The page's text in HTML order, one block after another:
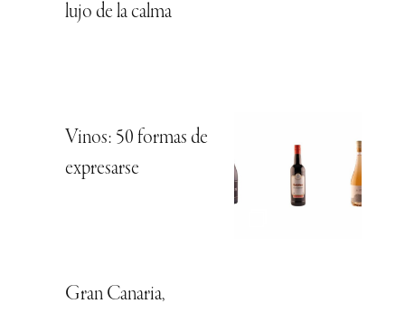
lujo de la calma
Vinos: 50 formas de
expresarse
Gran Canaria,